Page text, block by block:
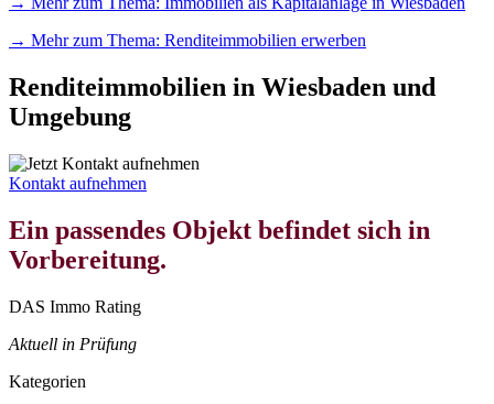
→ Mehr zum Thema: Renditeimmobilien erwerben
Renditeimmobilien in Wiesbaden und
Umgebung
Kontakt aufnehmen
Ein passendes Objekt befindet sich in
Vorbereitung.
DAS Immo Rating
Aktuell in Prüfung
Kategorien